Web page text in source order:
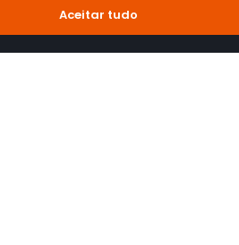
Aceitar tudo